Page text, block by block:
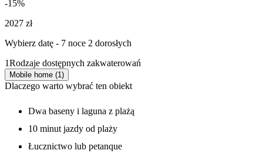
-15%
2027 zł
Wybierz datę - 7 noce 2 dorosłych
1Rodzaje dostępnych zakwaterowań
Mobile home (1)
Dlaczego warto wybrać ten obiekt
Dwa baseny i laguna z plażą
10 minut jazdy od plaży
Łucznictwo lub petanque